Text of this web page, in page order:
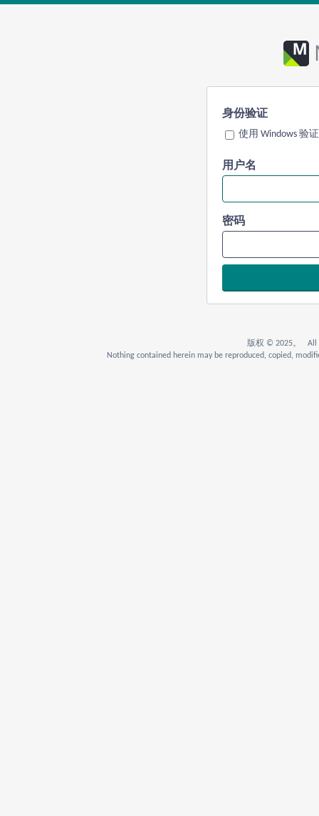
身份验证
使用 Windows 验证
用户名
密码
版权 © 2025。 All
Nothing contained herein may be reproduced, copied,